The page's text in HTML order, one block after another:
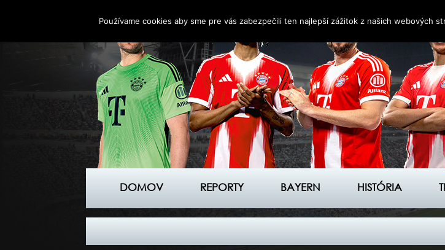
DOMOV REPORTY BAYERN HISTÓRIA
Používame cookies aby sme pre vás zabezpečili ten najlepší zážitok z našich webových